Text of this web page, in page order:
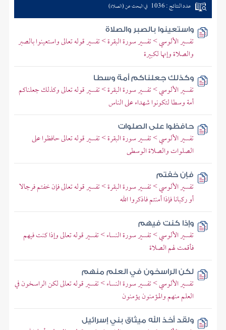
عدد النتائج : 1036 في البحث عن (الصلاة)
واستعينوا بالصبر والصلاة
تفسير الألوسي > تفسير سورة البقرة > تفسير قوله تعالى واستعينوا بالصبر
والصلاة وإنها لكبيرة
وكذلك جعلناكم أمة وسطا
تفسير الألوسي > تفسير سورة البقرة > تفسير قوله تعالى وكذلك جعلناكم
أمة وسطا لتكونوا شهداء على الناس
حافظوا على الصلوات
تفسير الألوسي > تفسير سورة البقرة > تفسير قوله تعالى حافظوا على
الصلوات والصلاة الوسطى
فإن خفتم
تفسير الألوسي > تفسير سورة البقرة > تفسير قوله تعالى فإن خفتم فرجالا
أو ركبانا فإذا أمنتم فاذكروا الله
وإذا كنت فيهم
تفسير الألوسي > تفسير سورة النساء > تفسير قوله تعالى وإذا كنت فيهم
فأقمت لهم الصلاة
لكن الراسخون في العلم منهم
تفسير الألوسي > تفسير سورة النساء > تفسير قوله تعالى لكن الراسخون في
العلم منهم والمؤمنون يؤمنون
ولقد أخذ الله ميثاق بني إسرائيل